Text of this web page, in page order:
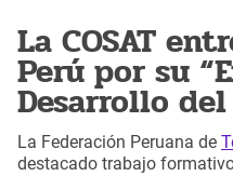
La COSAT
Perú por su
Desarrollo del
La Federación Peruana de
destacado trabajo